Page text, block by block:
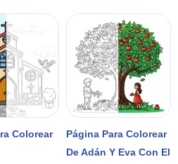
Colorear
Página Para Colorear
De Adán Y Eva Con El